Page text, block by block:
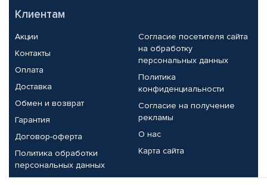
Клиентам
Акции
Контакты
Оплата
Доставка
Обмен и возврат
Гарантия
Договор-оферта
Политика обработки
персональных данных
Согласие посетителя сайта
на обработку
персональных данных
Политика
конфиденциальности
Согласие на получение
рекламы
О нас
Карта сайта